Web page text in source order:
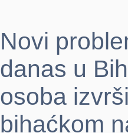
Novi
danas u
osoba
bihaćkom